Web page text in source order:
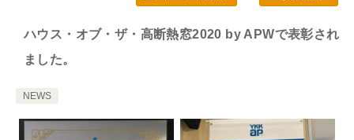
ハウス・オブ・ザ・高断熱窓2020 by APWで表彰され
ました。
NEWS